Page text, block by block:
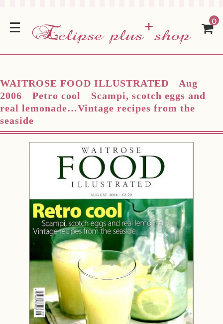
0
WAITROSE FOOD ILLUSTRATED Aug
2006 Petro cool Scampi, scotch eggs and
real lemonade…Vintage recipes from the
seaside